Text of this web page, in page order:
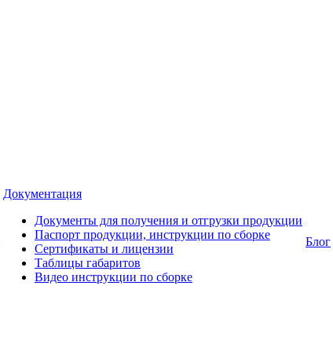
Документация
Документы для получения и отгрузки продукции
Паспорт продукции, инструкции по сборке
Сертификаты и лицензии
Таблицы габаритов
Видео инструкции по сборке
Блог